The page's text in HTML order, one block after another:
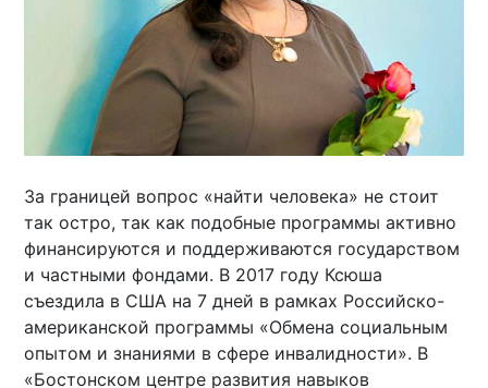
За границей вопрос «найти человека» не стоит
так остро, так как подобные программы активно
финансируются и поддерживаются государством
и частными фондами. В 2017 году Ксюша
съездила в США на 7 дней в рамках Российско-
американской программы «Обмена социальным
опытом и знаниями в сфере инвалидности». В
«Бостонском центре развития навыков